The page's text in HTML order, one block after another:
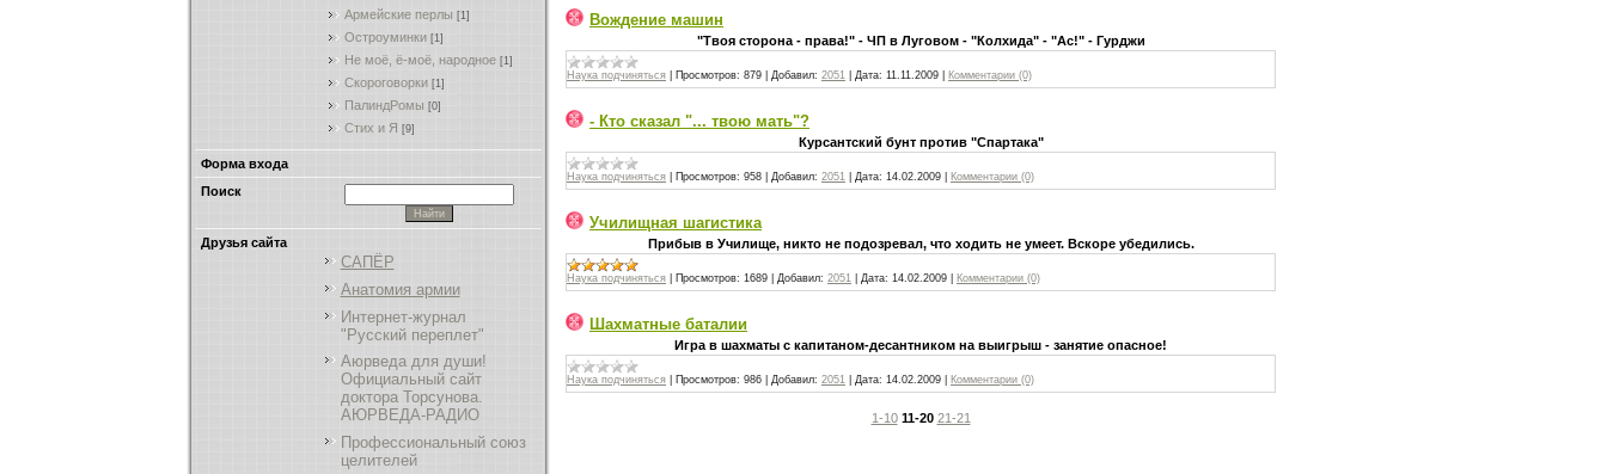
Армейские перлы [1]
Остроуминки [1]
Не моё, ё-моё, народное [1]
Скороговорки [1]
ПалиндРомы [0]
Стих и Я [9]
Форма входа
Поиск
Друзья сайта
САПЁР
Анатомия армии
Интернет-журнал
"Русский переплет"
Аюрведа для души!
Официальный сайт
доктора Торсунова.
АЮРВЕДА-РАДИО
Профессиональный союз
целителей
Вождение машин
"Твоя сторона - права!" - ЧП в Луговом - "Колхида" - "Ас!" - Гурджи
Наука подчиняться Просмотров: 879 Добавил: 2051 Дата: 11.11.2009 Комментарии (0)
- Кто сказал "... твою мать"?
Курсантский бунт против "Спартака"
Наука подчиняться Просмотров: 958 Добавил: 2051 Дата: 14.02.2009 Комментарии (0)
Училищная шагистика
Прибыв в Училище, никто не подозревал, что ходить не умеет. Вскоре убедились.
Наука подчиняться Просмотров: 1689 Добавил: 2051 Дата: 14.02.2009 Комментарии (0)
Шахматные баталии
Игра в шахматы с капитаном-десантником на выигрыш - занятие опасное!
Наука подчиняться Просмотров: 986 Добавил: 2051 Дата: 14.02.2009 Комментарии (0)
1-10 11-20 21-21